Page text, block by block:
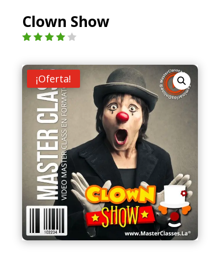
Clown Show
4.00de
5 en
base a
valoraci
ón de
cliente
¡Oferta!